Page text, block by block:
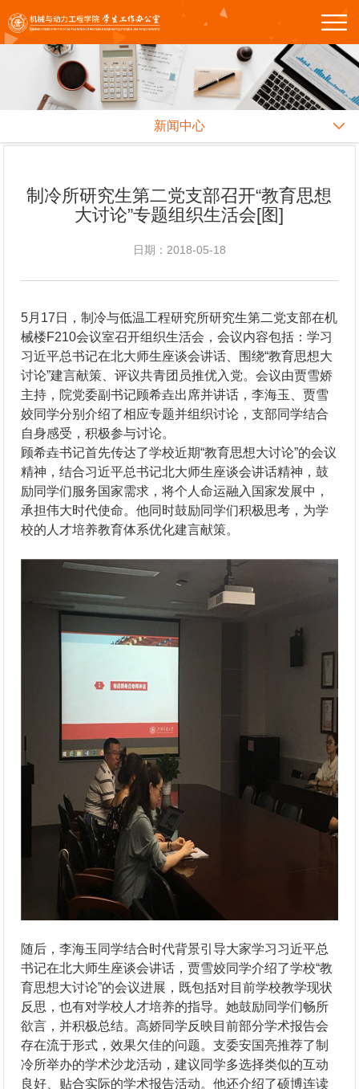
新闻中心
制冷所研究生第二党支部召开“教育思想
大讨论”专题组织生活会[图]
日期：2018-05-18
5月17日，制冷与低温工程研究所研究生第二党支部在机
械楼F210会议室召开组织生活会，会议内容包括：学习
习近平总书记在北大师生座谈会讲话、围绕“教育思想大
讨论”建言献策、评议共青团员推优入党。会议由贾雪娇
主持，院党委副书记顾希垚出席并讲话，李海玉、贾雪
姣同学分别介绍了相应专题并组织讨论，支部同学结合
自身感受，积极参与讨论。
顾希垚书记首先传达了学校近期“教育思想大讨论”的会议
精神，结合习近平总书记北大师生座谈会讲话精神，鼓
励同学们服务国家需求，将个人命运融入国家发展中，
承担伟大时代使命。他同时鼓励同学们积极思考，为学
校的人才培养教育体系优化建言献策。
随后，李海玉同学结合时代背景引导大家学习习近平总
书记在北大师生座谈会讲话，贾雪姣同学介绍了学校“教
育思想大讨论”的会议进展，既包括对目前学校教学现状
反思，也有对学校人才培养的指导。她鼓励同学们畅所
欲言，并积极总结。高娇同学反映目前部分学术报告会
存在流于形式，效果欠佳的问题。支委安国亮推荐了制
冷所举办的学术沙龙活动，建议同学多选择类似的互动
良好、贴合实际的学术报告活动。他还介绍了硕博连读